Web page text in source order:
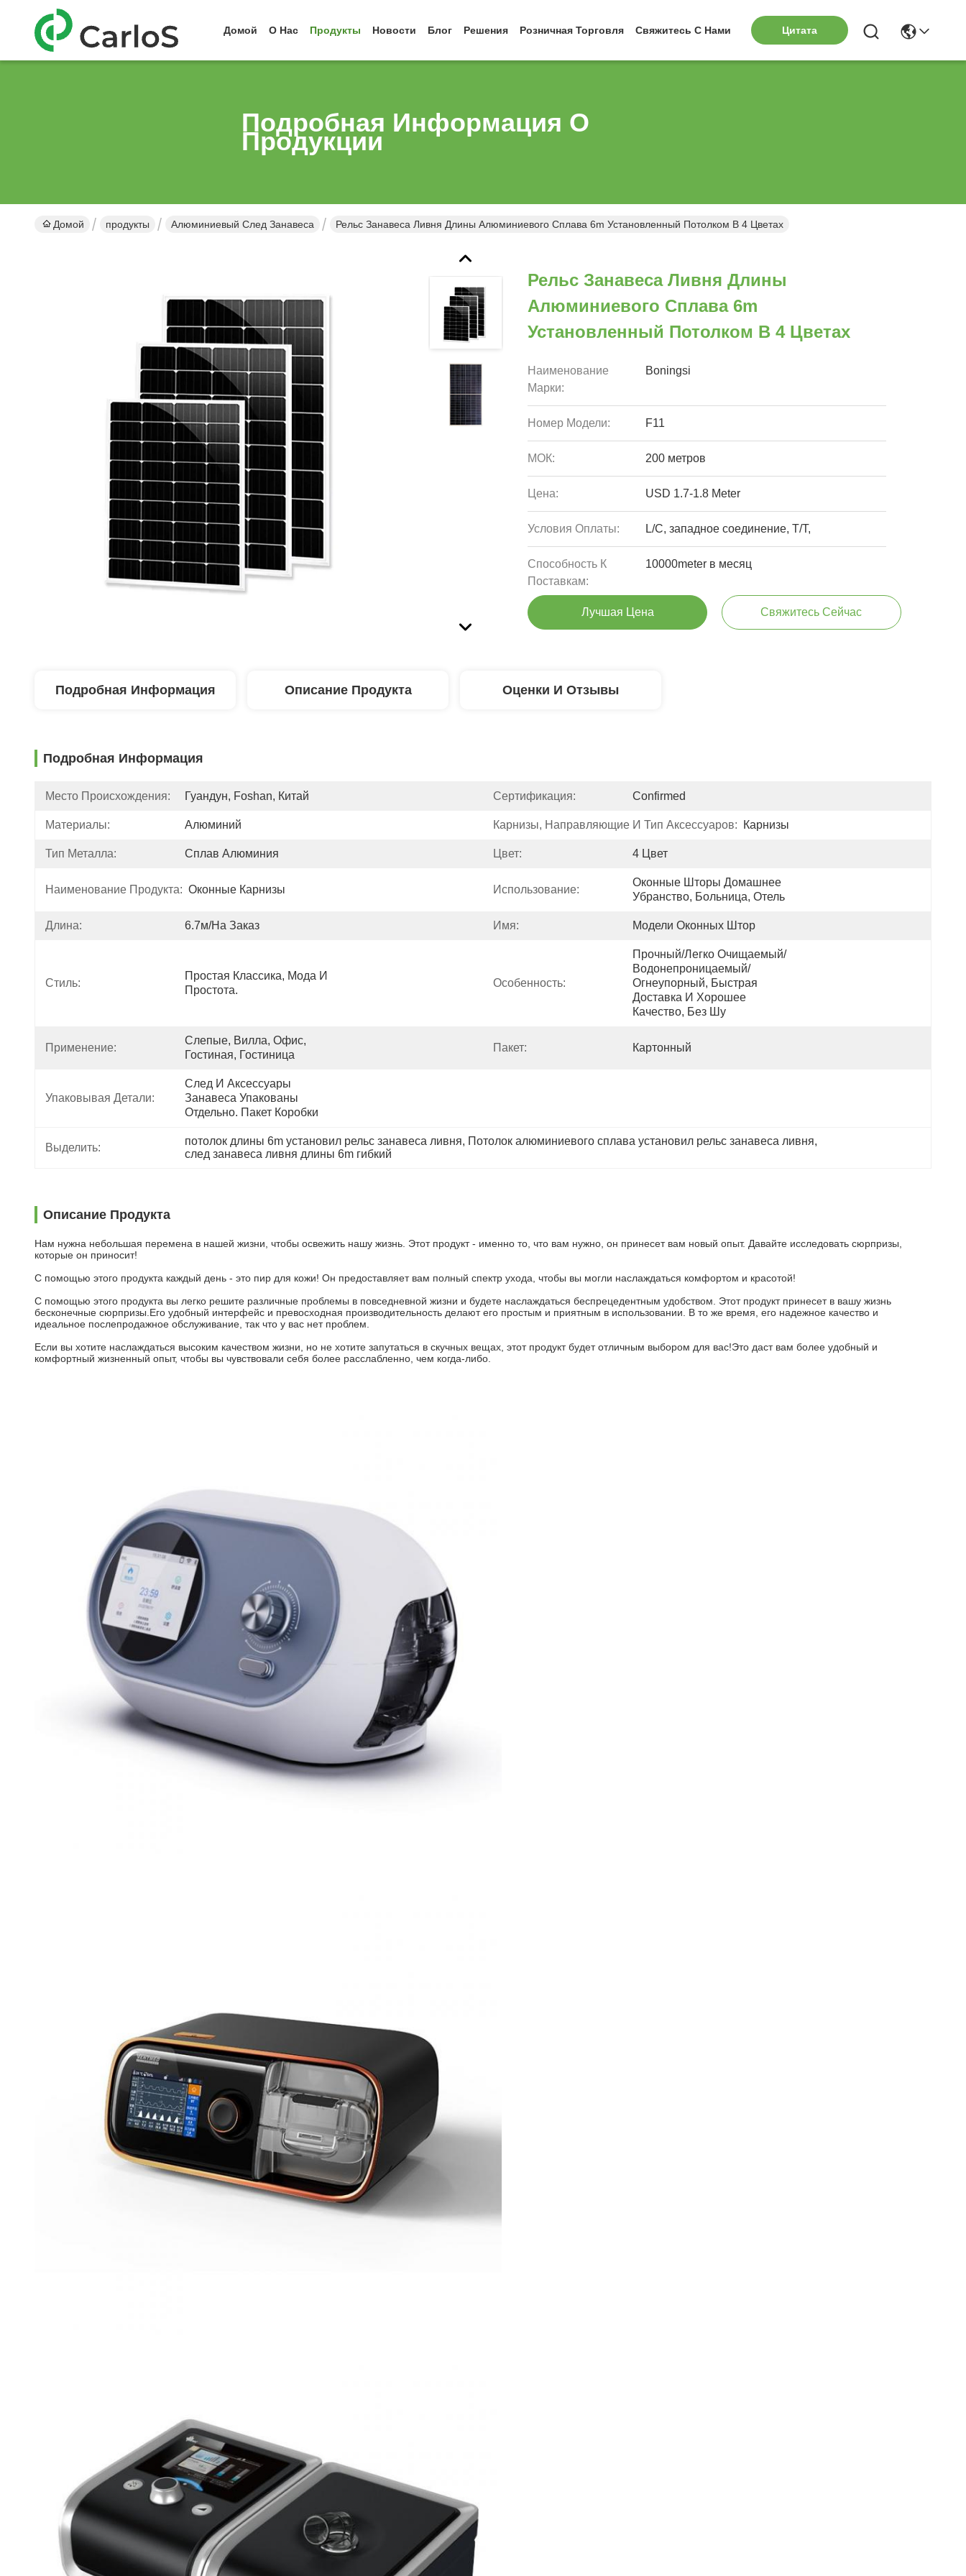
Домой О Нас Продукты Новости Блог Решения Розничная Торговля Свяжитесь С Нами Цитата
Подробная Информация О
Продукции
Домой продукты Алюминиевый След Занавеса Рельс Занавеса Ливня Длины Алюминиевого Сплава 6m Установленный Потолком В 4 Цветах
Рельс Занавеса Ливня Длины
Алюминиевого Сплава 6m
Установленный Потолком В 4 Цветах
Наименование
Марки:
Boningsi
Номер Модели: F11
МОК: 200 метров
Цена: USD 1.7-1.8 Meter
Условия Оплаты: L/C, западное соединение, T/T,
Способность К
Поставкам:
10000meter в месяц
Лучшая Цена Свяжитесь Сейчас
Подробная Информация Описание Продукта Оценки И Отзывы
Подробная Информация
Место Происхождения: Гуандун, Foshan, Китай Сертификация: Confirmed
Материалы: Алюминий Карнизы, Направляющие И Тип Аксессуаров: Карнизы
Тип Металла: Сплав Алюминия Цвет: 4 Цвет
Наименование Продукта: Оконные Карнизы Использование:
Оконные Шторы Домашнее
Убранство, Больница, Отель
Длина: 6.7м/на Заказ Имя: Модели Оконных Штор
Стиль:
Простая Классика, Мода И
Простота.
Особенность:
Прочный/легко Очищаемый/
Водонепроницаемый/
Огнеупорный, Быстрая
Доставка И Хорошее
Качество, Без Шу
Применение:
Слепые, Вилла, Офис,
Гостиная, Гостиница
Пакет: Картонный
Упаковывая Детали:
След И Аксессуары
Занавеса Упакованы
Отдельно. Пакет Коробки
Выделить:
потолок длины 6m установил рельс занавеса ливня, Потолок алюминиевого сплава установил рельс занавеса ливня,
след занавеса ливня длины 6m гибкий
Описание Продукта
Нам нужна небольшая перемена в нашей жизни, чтобы освежить нашу жизнь. Этот продукт - именно то, что вам нужно, он принесет вам новый опыт. Давайте исследовать сюрпризы,
которые он приносит!
С помощью этого продукта каждый день - это пир для кожи! Он предоставляет вам полный спектр ухода, чтобы вы могли наслаждаться комфортом и красотой!
С помощью этого продукта вы легко решите различные проблемы в повседневной жизни и будете наслаждаться беспрецедентным удобством. Этот продукт принесет в вашу жизнь
бесконечные сюрпризы.Его удобный интерфейс и превосходная производительность делают его простым и приятным в использовании. В то же время, его надежное качество и
идеальное послепродажное обслуживание, так что у вас нет проблем.
Если вы хотите наслаждаться высоким качеством жизни, но не хотите запутаться в скучных вещах, этот продукт будет отличным выбором для вас!Это даст вам более удобный и
комфортный жизненный опыт, чтобы вы чувствовали себя более расслабленно, чем когда-либо.